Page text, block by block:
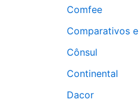
Comfee
Comparativos
Cônsul
Continental
Dacor